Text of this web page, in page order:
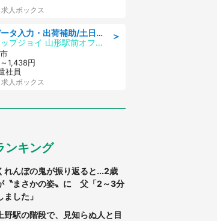
人ボックス
＞
工場内でのデータ入力・出荷補助/土日祝休/未経験歓迎/交通費支給
株式会社グロップジョイ 山形駅前オフィス
1,438円
社員
人ボックス
ンキング
れんぼの鬼が振り返ると...2歳
〝まさかの姿〟に 父「2～3分
ました」
野駅の階段で、見知らぬ人と目